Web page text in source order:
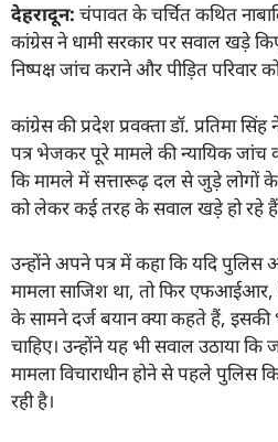
देहरादून: चंपावत के चर्चित कथित
कांग्रेस ने धामी सरकार पर सवाल खड़े
निष्पक्ष जांच कराने और पीड़ित परिवार
कांग्रेस की प्रदेश प्रवक्ता डॉ. प्रतिमा सिंह
पत्र भेजकर पूरे मामले की न्यायिक जांच
कि मामले में सत्तारूढ़ दल से जुड़े लोगों
को लेकर कई तरह के सवाल खड़े हो रहे
उन्होंने अपने पत्र में कहा कि यदि पुलिस
मामला साजिश था, तो फिर एफआईआर,
के सामने दर्ज बयान क्या कहते हैं, इसकी
चाहिए। उन्होंने यह भी सवाल उठाया
मामला विचाराधीन होने से पहले पुलिस
रही है।